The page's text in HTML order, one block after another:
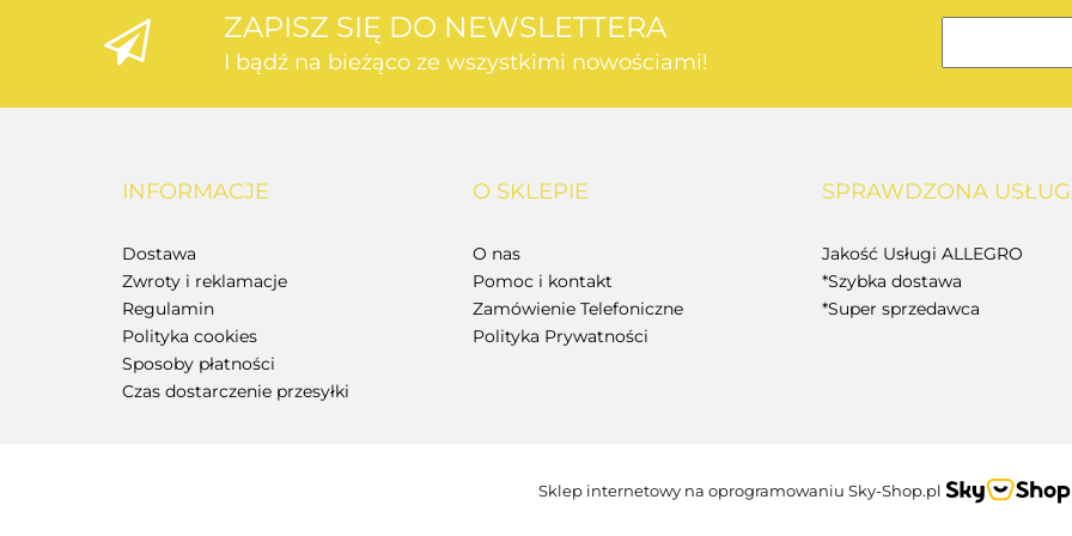
BOSCH
ZAPISZ SIĘ DO NEWSLETTERA
I bądź na bieżąco ze wszystkimi nowościami!
INFORMACJE
Dostawa
Zwroty i reklamacje
Regulamin
Polityka cookies
Sposoby płatności
Czas dostarczenie przesyłki
O SKLEPIE
O nas
Pomoc i kontakt
Zamówienie Telefoniczne
Polityka Prywatności
SPRAWDZONA
Jakość Usługi ALLEGRO
*Szybka dostawa
*Super sprzedawca
Sklep internetowy na oprogramowaniu Sky-Shop.pl